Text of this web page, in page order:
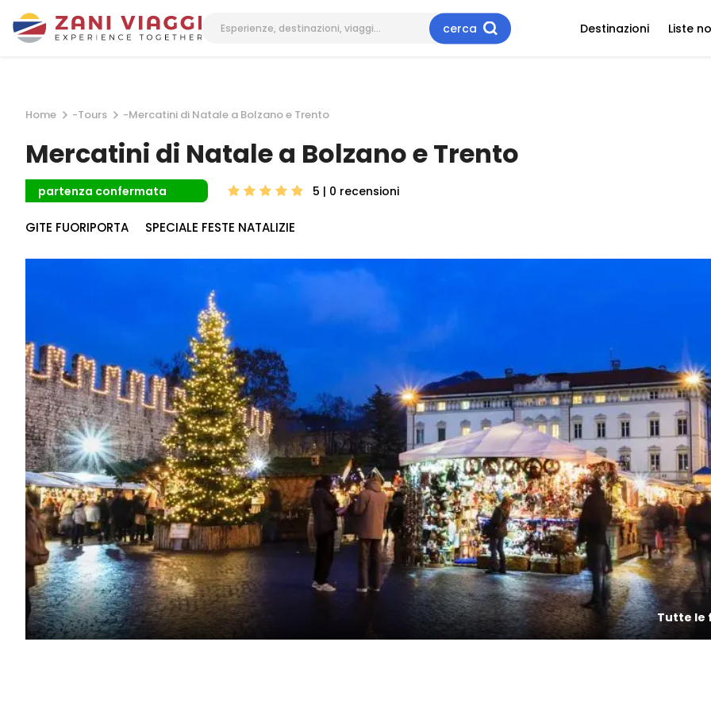
cerca Destinazioni Liste
Home -Tours -Mercatini di Natale a Bolzano e Trento
Mercatini di Natale a Bolzano e Trento
partenza confermata 5 | 0 recensioni
GITE FUORIPORTA SPECIALE FESTE NATALIZIE
Tutte le